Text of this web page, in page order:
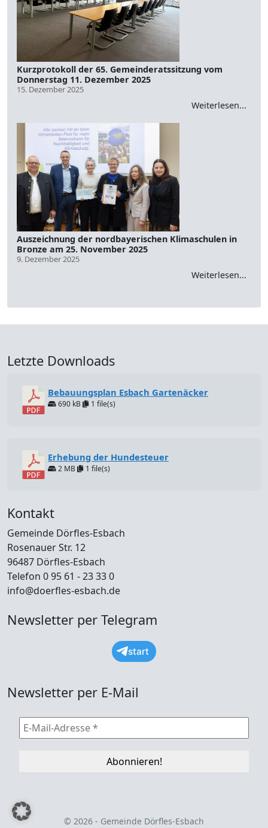
Kurzprotokoll der 65. Gemeinderatssitzung vom
Donnerstag 11. Dezember 2025
15. Dezember 2025
Weiterlesen...
Auszeichnung der nordbayerischen Klimaschulen in
Bronze am 25. November 2025
9. Dezember 2025
Weiterlesen...
Letzte Downloads
Bebauungsplan Esbach Gartenäcker
690 kB 1 file(s)
Erhebung der Hundesteuer
2 MB 1 file(s)
Kontakt
Gemeinde Dörfles-Esbach
Rosenauer Str. 12
96487 Dörfles-Esbach
Telefon 0 95 61 - 23 33 0
info@doerfles-esbach.de
Newsletter per Telegram
start
Newsletter per E-Mail
© 2026 - Gemeinde Dörfles-Esbach